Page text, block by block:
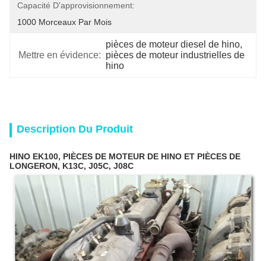
Capacité D'approvisionnement:
1000 Morceaux Par Mois
Mettre en évidence:
pièces de moteur diesel de hino,
pièces de moteur industrielles de
hino
Description Du Produit
HINO EK100, PIÈCES DE MOTEUR DE HINO ET PIÈCES DE
LONGERON, K13C, J05C, J08C